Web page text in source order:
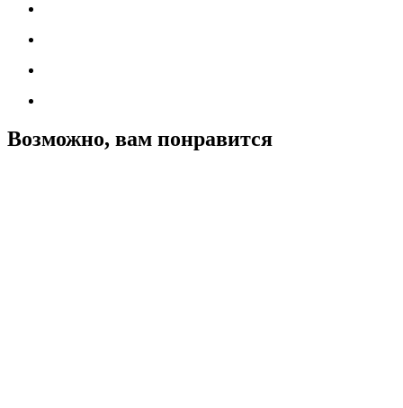
Возможно, вам понравится